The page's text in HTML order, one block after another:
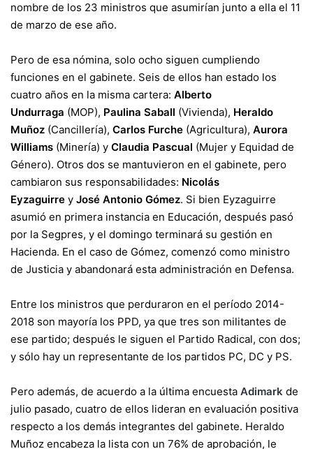
nombre de los 23 ministros que asumirían junto a ella el 11
de marzo de ese año.
Pero de esa nómina, solo ocho siguen cumpliendo
funciones en el gabinete. Seis de ellos han estado los
cuatro años en la misma cartera: Alberto
Undurraga (MOP), Paulina Saball (Vivienda), Heraldo
Muñoz (Cancillería), Carlos Furche (Agricultura), Aurora
Williams (Minería) y Claudia Pascual (Mujer y Equidad de
Género). Otros dos se mantuvieron en el gabinete, pero
cambiaron sus responsabilidades: Nicolás
Eyzaguirre y José Antonio Gómez. Si bien Eyzaguirre
asumió en primera instancia en Educación, después pasó
por la Segpres, y el domingo terminará su gestión en
Hacienda. En el caso de Gómez, comenzó como ministro
de Justicia y abandonará esta administración en Defensa.
Entre los ministros que perduraron en el período 2014-
2018 son mayoría los PPD, ya que tres son militantes de
ese partido; después le siguen el Partido Radical, con dos;
y sólo hay un representante de los partidos PC, DC y PS.
Pero además, de acuerdo a la última encuesta Adimark de
julio pasado, cuatro de ellos lideran en evaluación positiva
respecto a los demás integrantes del gabinete. Heraldo
Muñoz encabeza la lista con un 76% de aprobación, le